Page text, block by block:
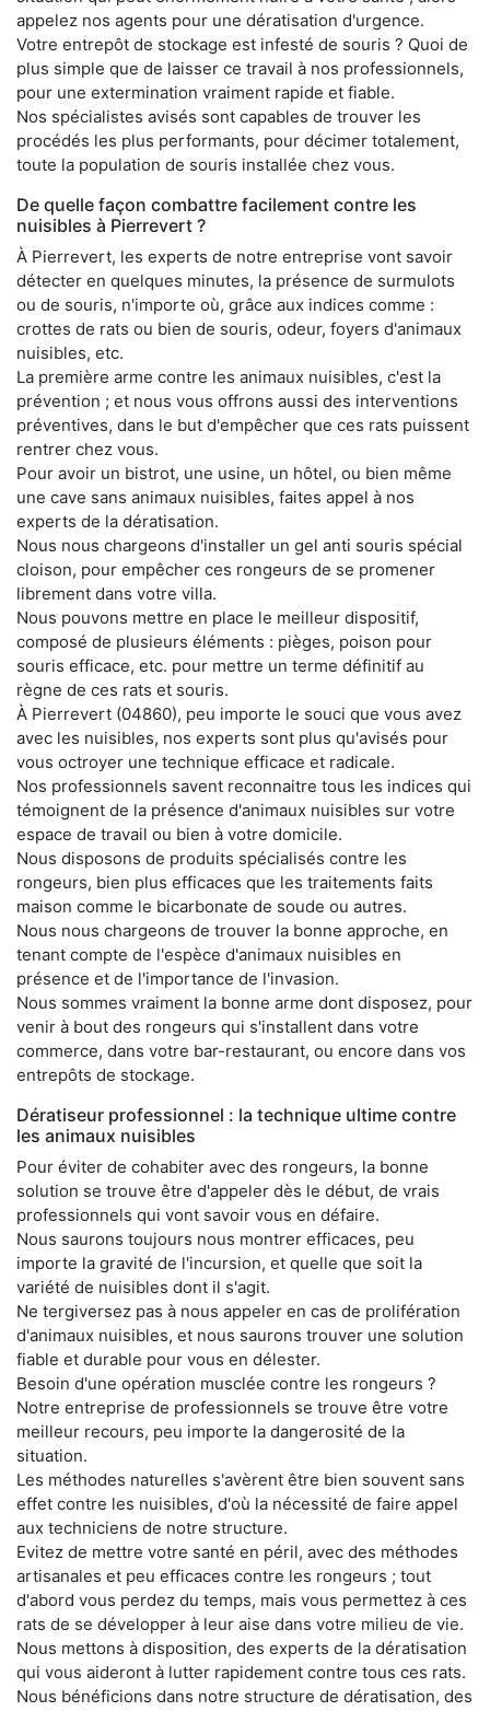
appelez nos agents pour une dératisation d'urgence.
Votre entrepôt de stockage est infesté de souris ? Quoi de
plus simple que de laisser ce travail à nos professionnels,
pour une extermination vraiment rapide et fiable.
Nos spécialistes avisés sont capables de trouver les
procédés les plus performants, pour décimer totalement,
toute la population de souris installée chez vous.
De quelle façon combattre facilement contre les
nuisibles à Pierrevert ?
À Pierrevert, les experts de notre entreprise vont savoir
détecter en quelques minutes, la présence de surmulots
ou de souris, n'importe où, grâce aux indices comme :
crottes de rats ou bien de souris, odeur, foyers d'animaux
nuisibles, etc.
La première arme contre les animaux nuisibles, c'est la
prévention ; et nous vous offrons aussi des interventions
préventives, dans le but d'empêcher que ces rats puissent
rentrer chez vous.
Pour avoir un bistrot, une usine, un hôtel, ou bien même
une cave sans animaux nuisibles, faites appel à nos
experts de la dératisation.
Nous nous chargeons d'installer un gel anti souris spécial
cloison, pour empêcher ces rongeurs de se promener
librement dans votre villa.
Nous pouvons mettre en place le meilleur dispositif,
composé de plusieurs éléments : pièges, poison pour
souris efficace, etc. pour mettre un terme définitif au
règne de ces rats et souris.
À Pierrevert (04860), peu importe le souci que vous avez
avec les nuisibles, nos experts sont plus qu'avisés pour
vous octroyer une technique efficace et radicale.
Nos professionnels savent reconnaitre tous les indices qui
témoignent de la présence d'animaux nuisibles sur votre
espace de travail ou bien à votre domicile.
Nous disposons de produits spécialisés contre les
rongeurs, bien plus efficaces que les traitements faits
maison comme le bicarbonate de soude ou autres.
Nous nous chargeons de trouver la bonne approche, en
tenant compte de l'espèce d'animaux nuisibles en
présence et de l'importance de l'invasion.
Nous sommes vraiment la bonne arme dont disposez, pour
venir à bout des rongeurs qui s'installent dans votre
commerce, dans votre bar-restaurant, ou encore dans vos
entrepôts de stockage.
Dératiseur professionnel : la technique ultime contre
les animaux nuisibles
Pour éviter de cohabiter avec des rongeurs, la bonne
solution se trouve être d'appeler dès le début, de vrais
professionnels qui vont savoir vous en défaire.
Nous saurons toujours nous montrer efficaces, peu
importe la gravité de l'incursion, et quelle que soit la
variété de nuisibles dont il s'agit.
Ne tergiversez pas à nous appeler en cas de prolifération
d'animaux nuisibles, et nous saurons trouver une solution
fiable et durable pour vous en délester.
Besoin d'une opération musclée contre les rongeurs ?
Notre entreprise de professionnels se trouve être votre
meilleur recours, peu importe la dangerosité de la
situation.
Les méthodes naturelles s'avèrent être bien souvent sans
effet contre les nuisibles, d'où la nécessité de faire appel
aux techniciens de notre structure.
Evitez de mettre votre santé en péril, avec des méthodes
artisanales et peu efficaces contre les rongeurs ; tout
d'abord vous perdez du temps, mais vous permettez à ces
rats de se développer à leur aise dans votre milieu de vie.
Nous mettons à disposition, des experts de la dératisation
qui vous aideront à lutter rapidement contre tous ces rats.
Nous bénéficions dans notre structure de dératisation, des